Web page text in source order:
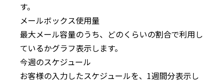
す。
メールボックス使用量
最大メール容量のうち、どのくらいの割合で利用し
ているかグラフ表示します。
今週のスケジュール
お客様の入力したスケジュールを、1週間分表示し